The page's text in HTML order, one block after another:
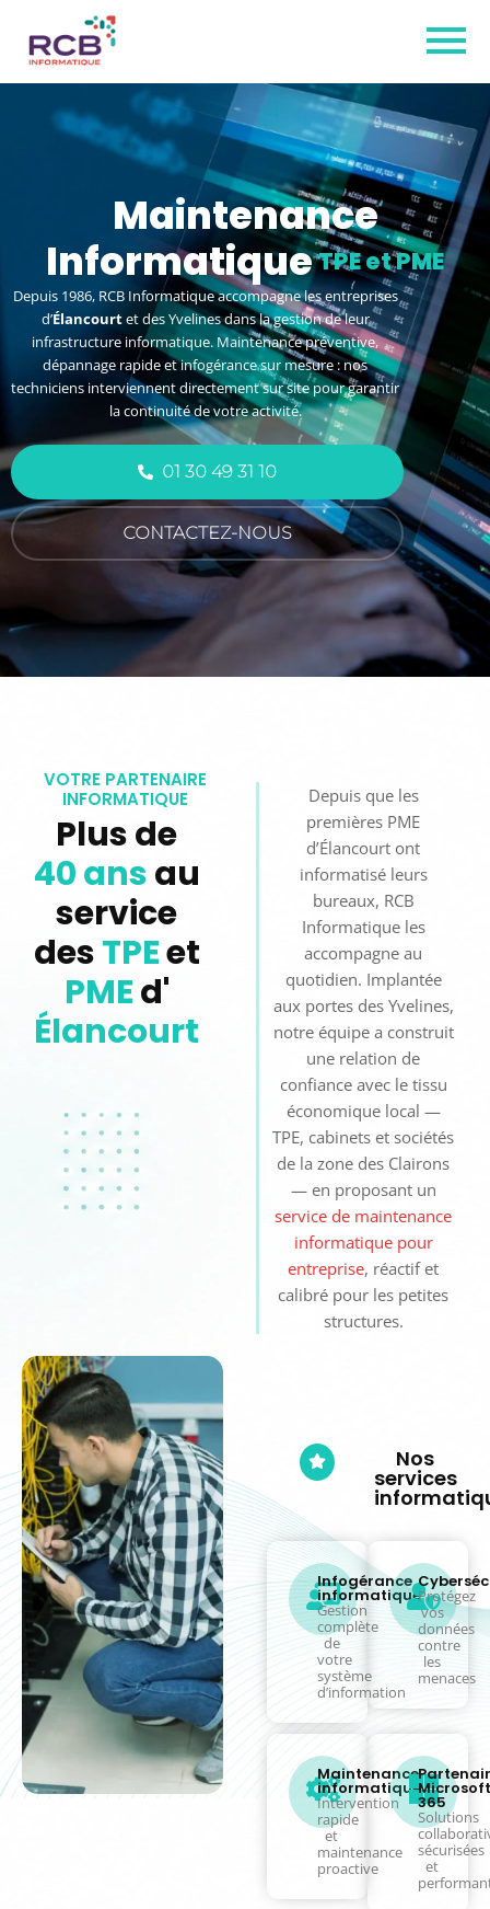
Maintenance
Informatiqueà Élancourt
Depuis 1986, RCB Informatique accompagne les entreprises
d’Élancourtet des Yvelines dans la gestion de leur
infrastructure informatique. Maintenance préventive,
dépannage rapide et infogérance sur mesure : nos
techniciens interviennent directement sur site pour garantir
la continuité de votre activité.
01 30 49 31 10
CONTACTEZ-NOUS
VOTRE PARTENAIRE
INFORMATIQUE
Plus de
40 ansau
service
desTPEet
PMEd'
Élancourt
Depuis que les
premières PME
d’Élancourt ont
informatisé leurs
bureaux, RCB
Informatique les
accompagne au
quotidien. Implantée
aux portes des Yvelines,
notre équipe a construit
une relation de
confiance avec le tissu
économique local —
TPE, cabinets et sociétés
de la zone des Clairons
— en proposant un
service de maintenance
informatique pour
entreprise, réactif et
calibré pour les petites
structures.
Nos
services
Infogérance
informatique
Gestion
complète
de
votre
système
d’information
Protégez
vos
données
contre
les
menaces
Maintenance
informatique
Intervention
rapide
et
maintenance
proactive
Microsoft
365
Solutions
sécurisées
et